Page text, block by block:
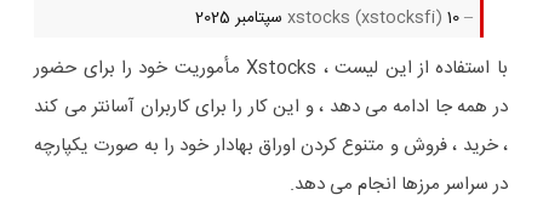
– xstocks (xstocksfi)10 سپتامبر 2025
با استفاده از این لیست ، Xstocks مأموریت خود را برای حضور
در همه جا ادامه می دهد ، و این کار را برای کاربران آسانتر می کند
، خرید ، فروش و متنوع کردن اوراق بهادار خود را به صورت یکپارچه
در سراسر مرزها انجام می دهد.